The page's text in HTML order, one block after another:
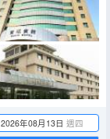
2026年08月13日 週四